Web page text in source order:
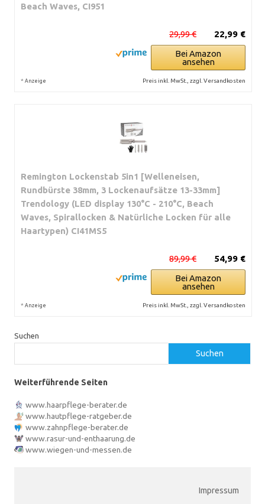
Beach Waves, CI951
22,99 €
29,99 €
Bei Amazon
ansehen
* Anzeige Preis inkl. MwSt., zzgl. Versandkosten
Remington Lockenstab 5in1 [Welleneisen,
Rundbürste 38mm, 3 Lockenaufsätze 13-33mm]
Trendology (LED display 130°C - 210°C, Beach
Waves, Spirallocken & Natürliche Locken für alle
Haartypen) CI41MS5
54,99 €
89,99 €
Bei Amazon
ansehen
* Anzeige Preis inkl. MwSt., zzgl. Versandkosten
Suchen
Suchen
Weiterführende Seiten
www.haarpflege-berater.de
www.hautpflege-ratgeber.de
www.zahnpflege-berater.de
www.rasur-und-enthaarung.de
www.wiegen-und-messen.de
Impressum